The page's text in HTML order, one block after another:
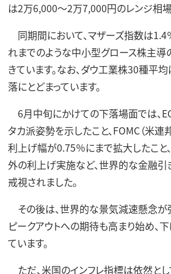
は2万6,000～2万7,000円のレンジ相場
同期間において、マザーズ指数は1.4
れまでのような中小型グロース株主導
きています。なお、ダウ工業株30種平
落にとどまっています。
6月中旬にかけての下落場面では、
タカ派姿勢を示したこと、FOMC（米
利上げ幅が0.75％にまで拡大したこと
外の利上げ実施など、世界的な金融
戒視されました。
その後は、世界的な景気減速懸念が
ピークアウトへの期待も高まり始め、
ています。
ただ、米国のインフレ指標は依然と